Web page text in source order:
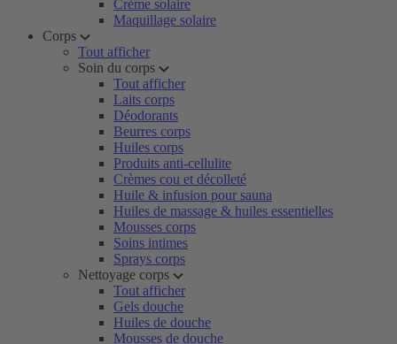
Crème solaire
Maquillage solaire
Corps
Tout afficher
Soin du corps
Tout afficher
Laits corps
Déodorants
Beurres corps
Huiles corps
Produits anti-cellulite
Crèmes cou et décolleté
Huile & infusion pour sauna
Huiles de massage & huiles essentielles
Mousses corps
Soins intimes
Sprays corps
Nettoyage corps
Tout afficher
Gels douche
Huiles de douche
Mousses de douche